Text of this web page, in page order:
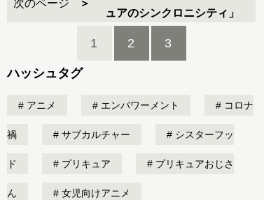
次のページ
ュアのシンクロニシティ」
1 2 3
ハッシュタグ
アニメ エンパワーメント コロナ
禍 サブカルチャー シスターフッ
ド プリキュア プリキュアおじさ
ん 女児向けアニメ